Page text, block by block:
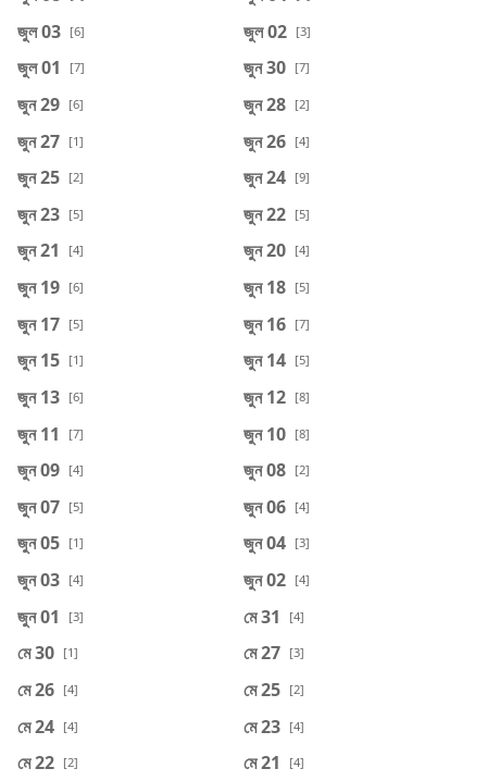
জুল 03 [6] জুল 02 [3]
জুল 01 [7] জুন 30 [7]
জুন 29 [6] জুন 28 [2]
জুন 27 [1] জুন 26 [4]
জুন 25 [2] জুন 24 [9]
জুন 23 [5] জুন 22 [5]
জুন 21 [4] জুন 20 [4]
জুন 19 [6] জুন 18 [5]
জুন 17 [5] জুন 16 [7]
জুন 15 [1] জুন 14 [5]
জুন 13 [6] জুন 12 [8]
জুন 11 [7] জুন 10 [8]
জুন 09 [4] জুন 08 [2]
জুন 07 [5] জুন 06 [4]
জুন 05 [1] জুন 04 [3]
জুন 03 [4] জুন 02 [4]
জুন 01 [3] মে 31 [4]
মে 30 [1] মে 27 [3]
মে 26 [4] মে 25 [2]
মে 24 [4] মে 23 [4]
মে 22 [2] মে 21 [4]